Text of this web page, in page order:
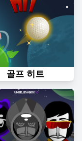
골프 히트